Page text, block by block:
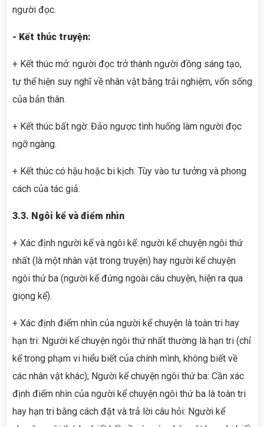
người đọc.
- Kết thúc truyện:
+ Kết thúc mở: người đọc trở thành người đồng sáng tạo,
tự thể hiện suy nghĩ về nhân vật bằng trải nghiệm, vốn sống
của bản thân.
+ Kết thúc bất ngờ: Đảo ngược tình huống làm người đọc
ngỡ ngàng.
+ Kết thúc có hậu hoặc bi kịch: Tùy vào tư tưởng và phong
cách của tác giả.
3.3. Ngôi kể và điểm nhìn
+ Xác định người kế và ngôi kể: người kể chuyện ngôi thứ
nhất (là một nhân vật trong truyện) hay người kể chuyện
ngôi thứ ba (người kế đứng ngoài câu chuyện, hiện ra qua
giọng kể).
+ Xác định điểm nhìn của người kể chuyện là toàn tri hay
hạn tri: Người kể chuyện ngôi thứ nhất thường là hạn tri (chỉ
kể trong phạm vi hiểu biết của chính mình, không biết về
các nhân vật khác); Người kể chuyện ngôi thứ ba: Cần xác
định điểm nhìn của người kể chuyện ngôi thứ ba là toàn tri
hay hạn tri bằng cách đặt và trả lời câu hỏi: Người kể